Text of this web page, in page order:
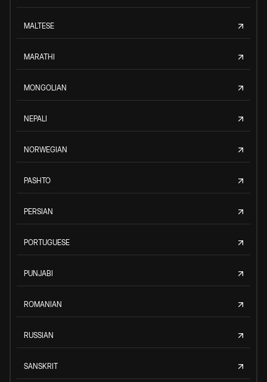
MALTESE
MARATHI
MONGOLIAN
NEPALI
NORWEGIAN
PASHTO
PERSIAN
PORTUGUESE
PUNJABI
ROMANIAN
RUSSIAN
SANSKRIT